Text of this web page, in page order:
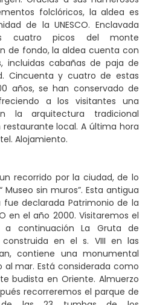
folclóricos, la aldea es
de la UNESCO. Enclavada
cuatro picos del monte
de fondo, la aldea cuenta con
incluidas cabañas de paja de
Cincuenta y cuatro de estas
años, se han conservado de
a los visitantes una
la arquitectura tradicional
local. A última hora
Alojamiento.
recorrido por la ciudad, de lo
sin muros”. Esta antigua
fue declarada Patrimonio de la
en el año 2000. Visitaremos el
a continuación La Gruta de
en el s. VIII en las
contiene una monumental
mar. Está considerada como
budista en Oriente. Almuerzo
recorreremos el parque de